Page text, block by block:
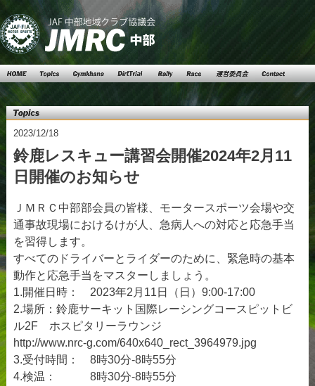
Top TopicsGymkhanaDartTrialRally Race運営委員Contact
Topics
2023/12/18
鈴鹿レスキュー講習会開催2024年2月11
日開催のお知らせ
ＪＭＲＣ中部部会員の皆様、モータースポーツ会場や交
通事故現場におけるけが人、急病人への対応と応急手当
を習得します。
すべてのドライバーとライダーのために、緊急時の基本
動作と応急手当をマスターしましょう。
1.開催日時： 2023年2月11日（日）9:00-17:00
2.場所：鈴鹿サーキット国際レーシングコースピットビ
ル2F ホスピタリーラウンジ
http://www.nrc-g.com/640x640_rect_3964979.jpg
3.受付時間： 8時30分-8時55分
4.検温： 8時30分-8時55分